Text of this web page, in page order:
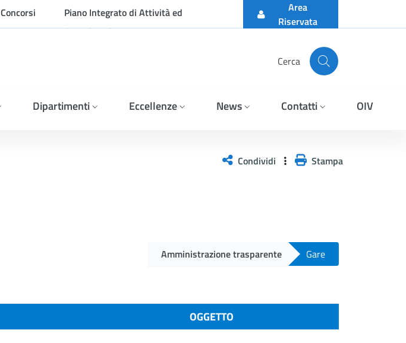
Concorsi
Piano Integrato di Attività ed
Organizzazione
Area
Riservata
Cerca
Dipartimenti Eccellenze News Contatti OIV
Condividi Stampa
Amministrazione trasparente Gare
OGGETTO